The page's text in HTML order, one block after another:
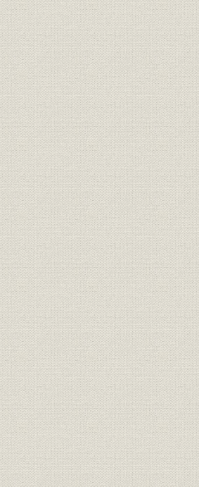
組織
昭和48年
月現在
資本金の推移 昭49・9
売上高の推移 昭48・
本社・工場・支店・営業所
工場の概要
関係会社
従業員数の推移 昭49・9~
歴代組合委員長・支部長 昭和21年
工業所有権
加入団体
有資格者一覧
施工実績一覧//橋梁 大正2年~
施工実績一覧//水門 明治43年~
施工実績一覧//水圧鉄管 明治43年~